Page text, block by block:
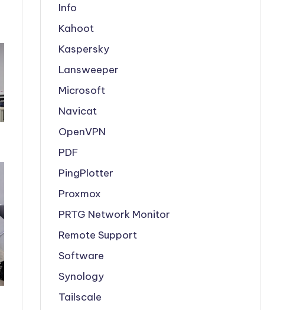
Info
Kahoot
Kaspersky
Lansweeper
Microsoft
Navicat
OpenVPN
PDF
PingPlotter
Proxmox
PRTG Network Monitor
Remote Support
Software
Synology
Tailscale